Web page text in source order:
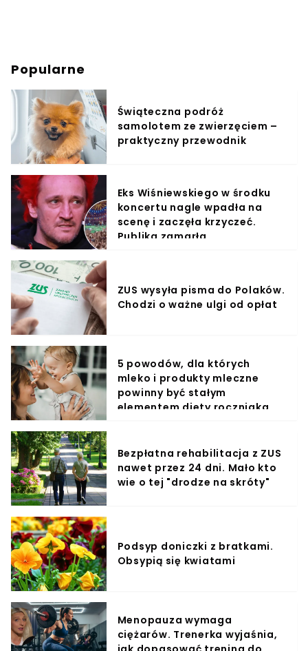
Popularne
Świąteczna podróż
samolotem ze zwierzęciem –
praktyczny przewodnik
Eks Wiśniewskiego w środku
koncertu nagle wpadła na
scenę i zaczęła krzyczeć.
Publika zamarła
ZUS wysyła pisma do Polaków.
Chodzi o ważne ulgi od opłat
5 powodów, dla których
mleko i produkty mleczne
powinny być stałym
elementem diety roczniaka
Bezpłatna rehabilitacja z ZUS
nawet przez 24 dni. Mało kto
wie o tej "drodze na skróty"
Podsyp doniczki z bratkami.
Obsypią się kwiatami
Menopauza wymaga
ciężarów. Trenerka wyjaśnia,